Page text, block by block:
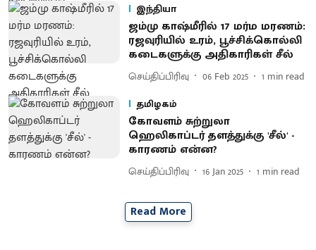
இந்தியா
ஜம்மு காஷ்மீரில் 17 மர்ம மரணம்:
ரஜவுரியில் உரம், பூச்சிக்கொல்லி
கடைகளுக்கு அதிகாரிகள் சீல்
செய்திப்பிரிவு 06 Feb 2025 1 min read
தமிழகம்
கோவளம் சுற்றுலா
ஹெலிகாப்டர் தளத்துக்கு 'சீல்' -
காரணம் என்ன?
செய்திப்பிரிவு 16 Jan 2025 1 min read
Read More